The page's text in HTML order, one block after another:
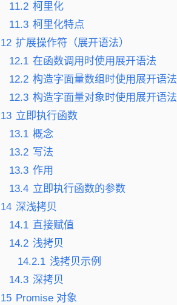
11.2 柯里化
11.3 柯里化特点
12 扩展操作符（展开语法）
12.1 在函数调用时使用展开语法
12.2 构造字面量数组时使用展开语法
12.3 构造字面量对象时使用展开语法
13 立即执行函数
13.1 概念
13.2 写法
13.3 作用
13.4 立即执行函数的参数
14 深浅拷贝
14.1 直接赋值
14.2 浅拷贝
14.2.1 浅拷贝示例
14.3 深拷贝
15 Promise 对象